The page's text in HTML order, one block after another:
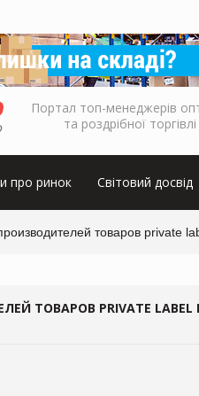
Портал топ-менеджерів
та роздрібної торгівлі
про ринок Світовий досвід
товаров private
ТОВАРОВ PRIVATE